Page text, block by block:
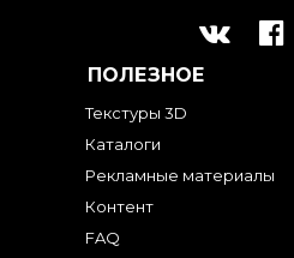
ПОЛЕЗНОЕ
Текстуры 3D
Каталоги
Рекламные материалы
Контент
FAQ